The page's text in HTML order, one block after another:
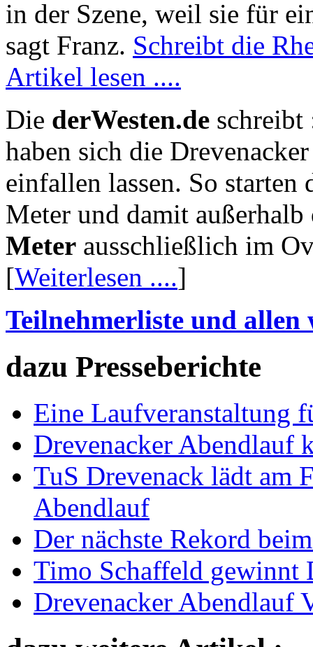
in der Szene, weil sie für
sagt Franz. Schreibt die
Artikel lesen ....
Die derWesten.de
haben sich die
einfallen lassen. So starten
Meter und damit
Meter ausschließlich im
[Weiterlesen ....]
Teilnehmerliste und
dazu Presseberichte
Eine Laufveranstaltung
Drevenacker Abendlauf
TuS Drevenack lädt am
Abendlauf
Der nächste Rekord
Timo Schaffeld gewinnt
Drevenacker Abendlauf